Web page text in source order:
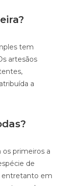
tem
artesãos
a
primeiros a
de
entretanto em